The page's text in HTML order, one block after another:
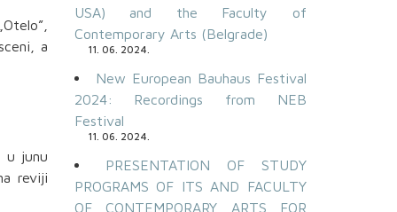
a
u junu
reviji
USA) and the Faculty of
Contemporary Arts (Belgrade)
11. 06. 2024.
New European Bauhaus Festival
2024: Recordings from NEB
Festival
11. 06. 2024.
PRESENTATION OF STUDY
PROGRAMS OF ITS AND FACULTY
OF CONTEMPORARY ARTS FOR